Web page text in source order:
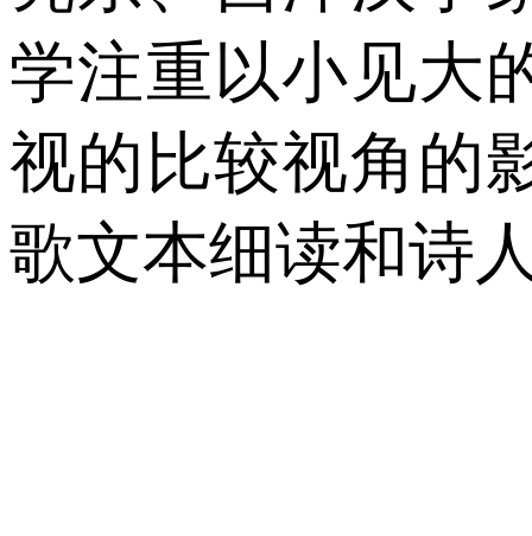
学注重以小见大
视的比较视角的
歌文本细读和诗